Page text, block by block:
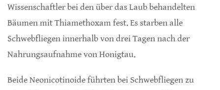
Wissenschaftler bei den über das Laub behandelten
Bäumen mit Thiamethoxam fest. Es starben alle
Schwebfliegen innerhalb von drei Tagen nach der
Nahrungsaufnahme von Honigtau.
Beide Neonicotinoide führten bei Schwebfliegen zu